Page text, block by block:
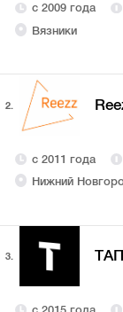
с 2009 года
Вязники
2.
с 2011 года
Нижний
3.